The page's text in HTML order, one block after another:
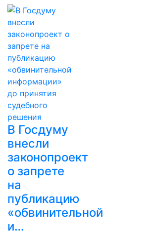
В Госдуму
внесли
законопроект
о запрете
на
публикацию
«обвинительной
и…